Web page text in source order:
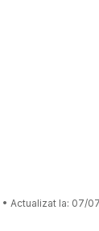
• Actualizat la: 07/